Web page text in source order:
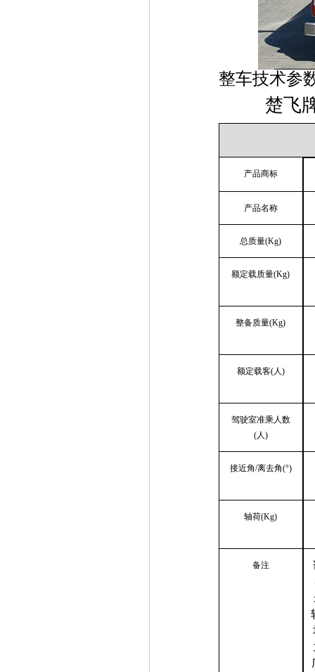
整车技术参
楚飞
产品商标
产品名称
总质量(Kg)
额定载质量(Kg)
整备质量(Kg)
额定载客(人)
驾驶室准乘人数
(人)
接近角/离去角(°)
轴荷(Kg)
备注